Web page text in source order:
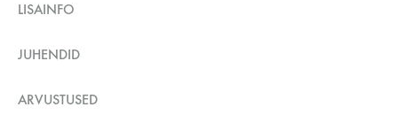
LISAINFO
JUHENDID
ARVUSTUSED